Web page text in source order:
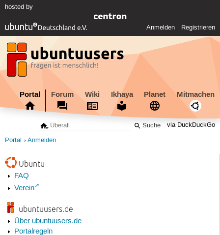
hosted by
Anmelden Registrieren
Portal Forum Wiki Ikhaya Planet Mitmachen
via DuckDuckGo
Portal Anmelden
Ubuntu
FAQ
Verein
ubuntuusers.de
Über ubuntuusers.de
Portalregeln